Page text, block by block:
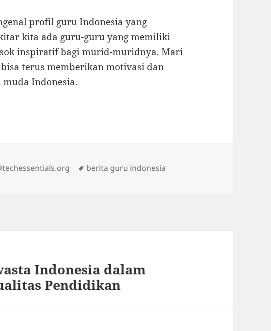
profil guru Indonesia yang
kita ada guru-guru yang memiliki
inspiratif bagi murid-muridnya. Mari
terus memberikan motivasi dan
Indonesia.
Tags
berita guru indonesia
Indonesia dalam
Pendidikan